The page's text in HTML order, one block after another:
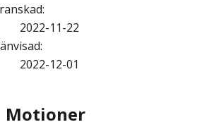
:
2022-11-22
:
2022-12-01
Motioner